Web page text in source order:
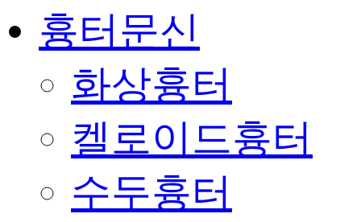
흉터문신
화상흉터
켈로이드흉터
수두흉터